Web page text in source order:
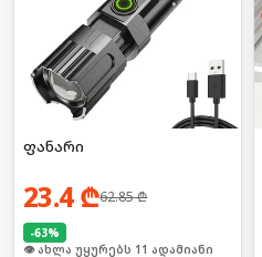
ფანარი
23.4₾62.85₾
-63%
🛒 ბოლო 24სთ-ში იყიდა 17-მა